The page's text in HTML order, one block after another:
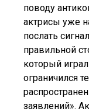
поводу
актрисы уже
послать
правильной
который
ограничился
заявлений».